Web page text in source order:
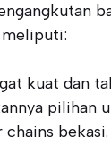
kuat dan
pilihan
bekasi.